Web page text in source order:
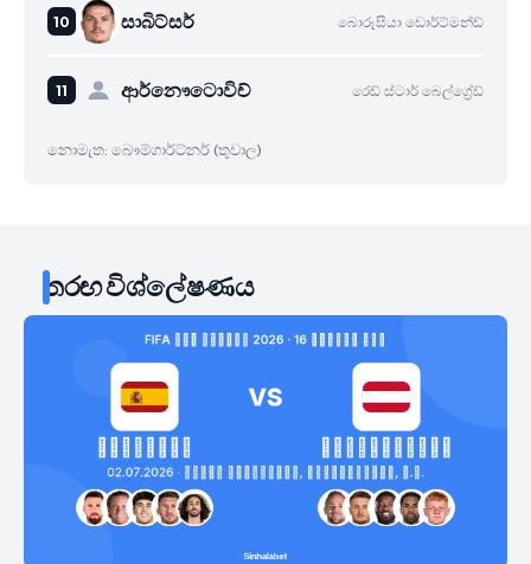
සාබිට්සර් බොරූසියා ඩොර්ට්මන්ඩ්
ආර්නෞටොවිච් රෙඩ් ස්ටාර් බෙල්ග්‍රේඩ්
නොමැත: බෞම්ගාර්ට්නර් (තුවාල)
තරඟ විශ්ලේෂණය